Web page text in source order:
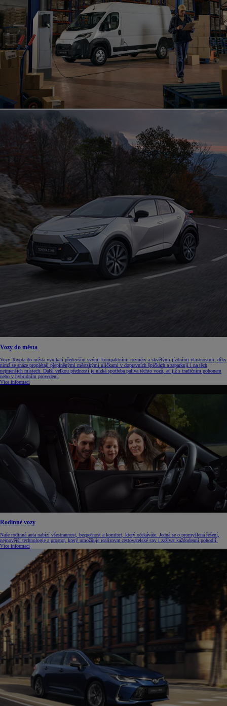
Vozy do města
Vozy Toyota do města vynikají především svými kompaktními rozměry a skvělými jízdními vlastnostmi, díky
nimž se snáze proplétají přeplněnými městskými uličkami v dopravních špičkách a zaparkují i na těch
nejmenších místech. Další velkou předností je nízká spotřeba paliva těchto vozů, ať již s tradičním pohonem
nebo v hybridním provedení.
Více informací
Rodinné vozy
Naše rodinná auta nabízí všestrannost, bezpečnost a komfort, který očekáváte. Jedná se o promyšlená řešení,
nejnovější technologie a prostor, který umožňuje realizovat cestovatelské sny i zažívat každodenní pohodlí.
Více informací